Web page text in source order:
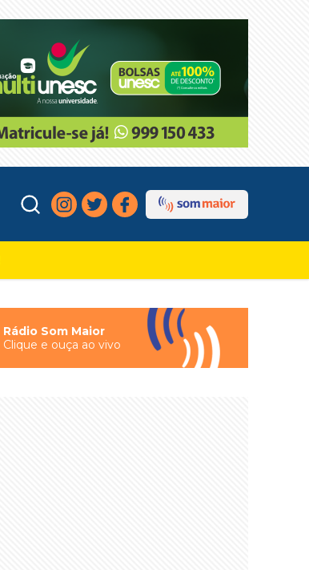
Rádio Som Maior
Clique e ouça ao vivo